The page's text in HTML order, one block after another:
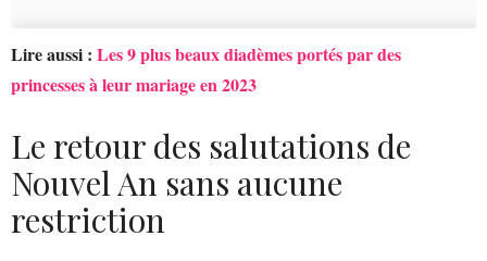
Lire aussi : Les 9 plus beaux diadèmes portés par des
princesses à leur mariage en 2023
Le retour des salutations de
Nouvel An sans aucune
restriction